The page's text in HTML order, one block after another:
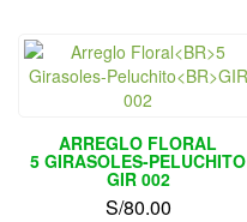
ARREGLO FLORAL
5 GIRASOLES-PELUCHITO
GIR 002
S/80.00